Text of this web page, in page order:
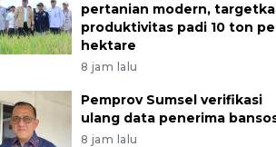
pertanian modern,
produktivitas padi 10 ton
hektare
8 jam lalu
Pemprov Sumsel verifikasi
ulang data penerima
8 jam lalu